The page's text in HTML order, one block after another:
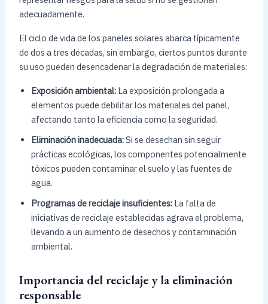
adecuadamente.
El ciclo de vida de los paneles solares abarca típicamente
de dos a tres décadas, sin embargo, ciertos puntos durante
su uso pueden desencadenar la degradación de materiales:
Exposición ambiental:La exposición prolongada a
elementos puede debilitar los materiales del panel,
afectando tanto la eficiencia como la seguridad.
Eliminación inadecuada:Si se desechan sin seguir
prácticas ecológicas, los componentes potencialmente
tóxicos pueden contaminar el suelo y las fuentes de
agua.
Programas de reciclaje insuficientes:La falta de
iniciativas de reciclaje establecidas agrava el problema,
llevando a un aumento de desechos y contaminación
ambiental.
Importancia del reciclaje y la eliminación
responsable